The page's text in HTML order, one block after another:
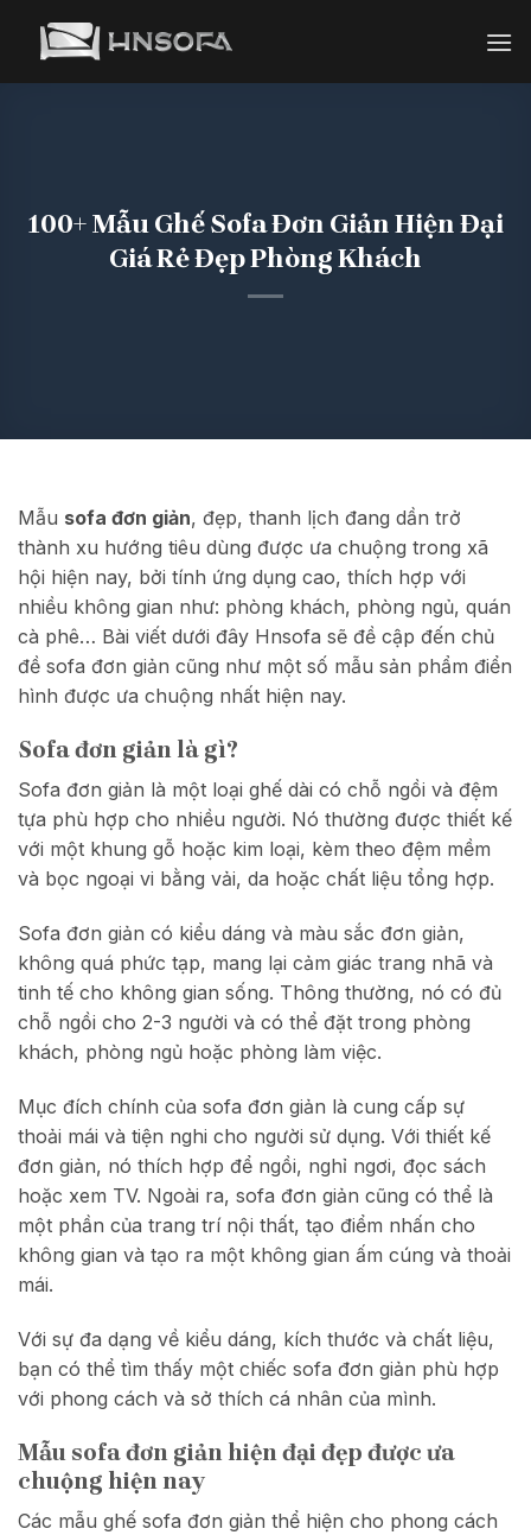
100+ Mẫu Ghế Sofa Đơn Giản Hiện Đại
Giá Rẻ Đẹp Phòng Khách
Mẫu sofa đơn giản, đẹp, thanh lịch đang dần trở
thành xu hướng tiêu dùng được ưa chuộng trong xã
hội hiện nay, bởi tính ứng dụng cao, thích hợp với
nhiều không gian như: phòng khách, phòng ngủ, quán
cà phê… Bài viết dưới đây Hnsofa sẽ đề cập đến chủ
đề sofa đơn giản cũng như một số mẫu sản phẩm điển
hình được ưa chuộng nhất hiện nay.
Sofa đơn giản là gì?
Sofa đơn giản là một loại ghế dài có chỗ ngồi và đệm
tựa phù hợp cho nhiều người. Nó thường được thiết kế
với một khung gỗ hoặc kim loại, kèm theo đệm mềm
và bọc ngoại vi bằng vải, da hoặc chất liệu tổng hợp.
Sofa đơn giản có kiểu dáng và màu sắc đơn giản,
không quá phức tạp, mang lại cảm giác trang nhã và
tinh tế cho không gian sống. Thông thường, nó có đủ
chỗ ngồi cho 2-3 người và có thể đặt trong phòng
khách, phòng ngủ hoặc phòng làm việc.
Mục đích chính của sofa đơn giản là cung cấp sự
thoải mái và tiện nghi cho người sử dụng. Với thiết kế
đơn giản, nó thích hợp để ngồi, nghỉ ngơi, đọc sách
hoặc xem TV. Ngoài ra, sofa đơn giản cũng có thể là
một phần của trang trí nội thất, tạo điểm nhấn cho
không gian và tạo ra một không gian ấm cúng và thoải
mái.
Với sự đa dạng về kiểu dáng, kích thước và chất liệu,
bạn có thể tìm thấy một chiếc sofa đơn giản phù hợp
với phong cách và sở thích cá nhân của mình.
Mẫu sofa đơn giản hiện đại đẹp được ưa
chuộng hiện nay
Các mẫu ghế sofa đơn giản thể hiện cho phong cách